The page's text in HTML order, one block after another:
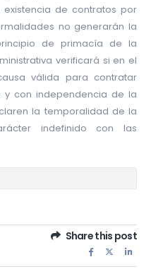
de contratos por
no generarán la
de primacía de la
verificará si en el
válida para contratar
con independencia de la
la temporalidad de la
indefinido con las
Share this post